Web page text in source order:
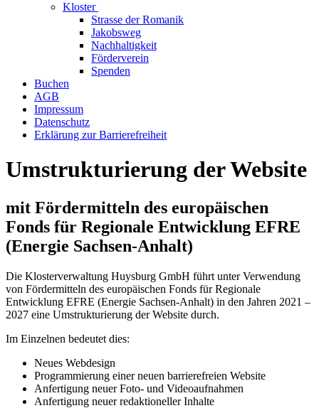
Kloster
Strasse der Romanik
Jakobsweg
Nachhaltigkeit
Förderverein
Spenden
Buchen
AGB
Impressum
Datenschutz
Erklärung zur Barrierefreiheit
Umstrukturierung der Website
mit Fördermitteln des europäischen
Fonds für Regionale Entwicklung EFRE
(Energie Sachsen-Anhalt)
Die Klosterverwaltung Huysburg GmbH führt unter Verwendung
von Förder­mitteln des europäischen Fonds für Regionale
Entwicklung EFRE (Energie Sachsen-Anhalt) in den Jahren 2021 –
2027 eine Umstrukturierung der Website durch.
Im Einzelnen bedeutet dies:
Neues Webdesign
Programmierung einer neuen barrierefreien Website
Anfertigung neuer Foto- und Videoaufnahmen
Anfertigung neuer redaktioneller Inhalte